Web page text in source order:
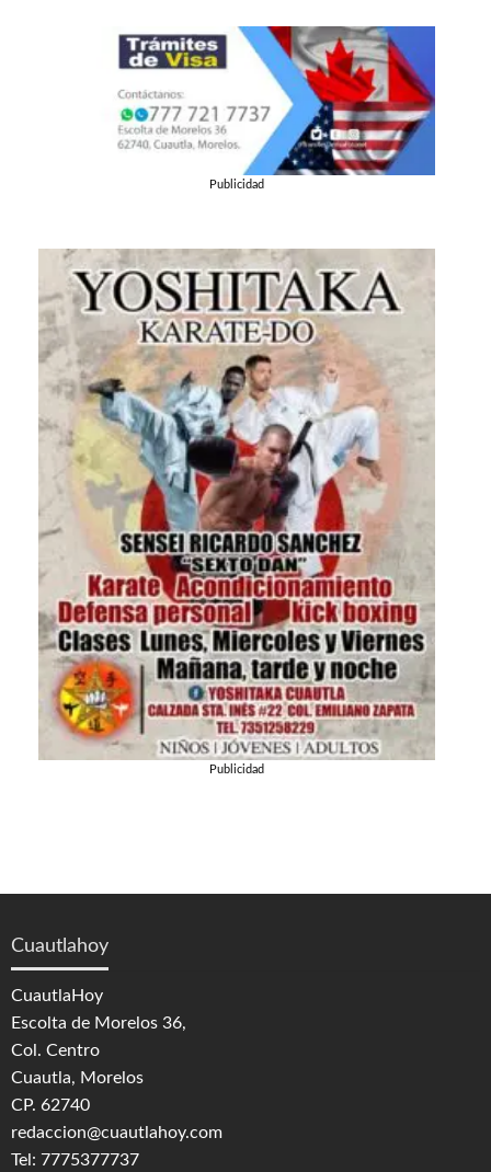
Publicidad
Publicidad
Cuautlahoy
CuautlaHoy
Escolta de Morelos 36,
Col. Centro
Cuautla, Morelos
CP. 62740
redaccion@cuautlahoy.com
Tel: 7775377737